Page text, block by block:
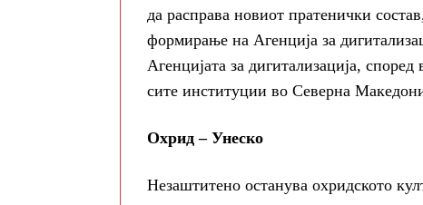
да расправа новиот пратенички
формирање на Агенција за
Агенцијата за дигитализација,
сите институции во Северна
Охрид – Унеско
Незаштитено останува охридското